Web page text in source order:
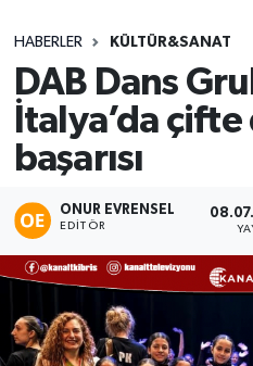
HABERLER KÜLTÜR&SANAT
DAB Dans
İtalya’da
başarısı
ONUR EVRENSEL
EDITÖR